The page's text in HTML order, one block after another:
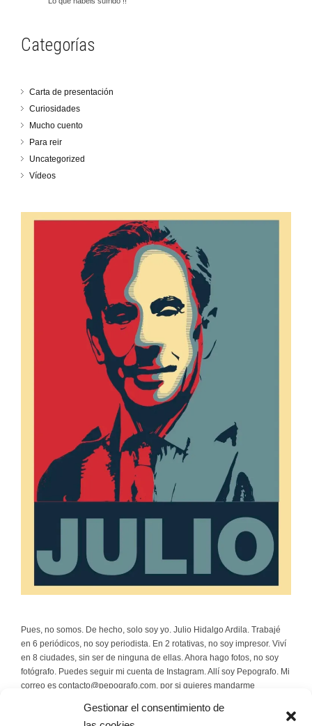
Gestionar el consentimiento de
Categorías
Carta de presentación
Curiosidades
Mucho cuento
Para reir
Uncategorized
Vídeos
Pues, no somos. De hecho, solo soy yo. Julio Hidalgo Ardila. Trabajé
en 6 periódicos, no soy periodista. En 2 rotativas, no soy impresor. Viví
en 8 ciudades, sin ser de ninguna de ellas. Ahora hago fotos, no soy
fotógrafo. Puedes seguir mi cuenta de Instagram. Allí soy Pepografo. Mi
correo es contacto@pepografo.com, por si quieres mandarme